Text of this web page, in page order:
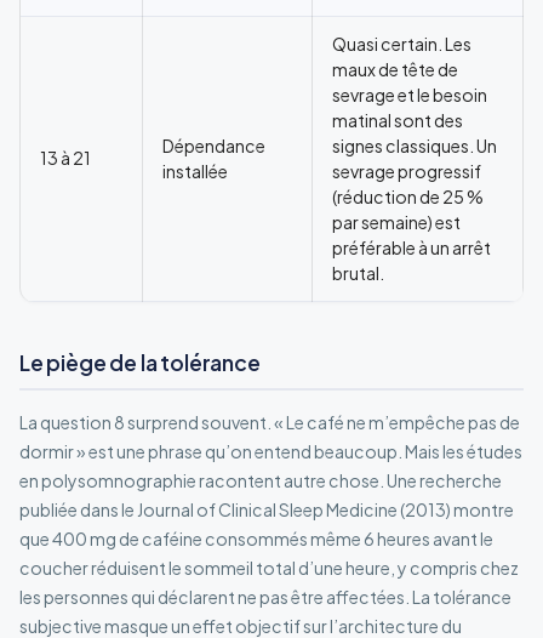
13 à 21
Dépendance
installée
Quasi certain. Les
maux de tête de
sevrage et le besoin
matinal sont des
signes classiques. Un
sevrage progressif
(réduction de 25 %
par semaine) est
préférable à un arrêt
brutal.
Le piège de la tolérance
La question 8 surprend souvent. « Le café ne m’empêche pas de
dormir » est une phrase qu’on entend beaucoup. Mais les études
en polysomnographie racontent autre chose. Une recherche
publiée dans le Journal of Clinical Sleep Medicine (2013) montre
que 400 mg de caféine consommés même 6 heures avant le
coucher réduisent le sommeil total d’une heure, y compris chez
les personnes qui déclarent ne pas être affectées. La tolérance
subjective masque un effet objectif sur l’architecture du